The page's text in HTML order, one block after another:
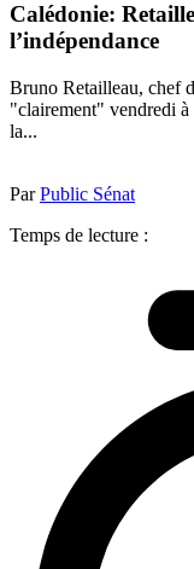
Calédonie:
l’indépendance
Bruno Retailleau, chef
"clairement" vendredi
la...
ParPublic Sénat
Temps de lecture :